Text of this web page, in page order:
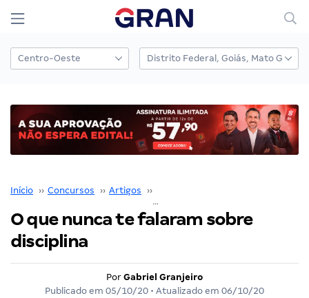
Início ›› Concursos ›› Artigos ››
O que nunca te falaram sobre
disciplina
Por Gabriel Granjeiro
Publicado em 05/10/20 • Atualizado em 06/10/20